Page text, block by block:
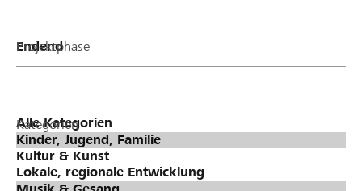
Projektphase
Kategorien